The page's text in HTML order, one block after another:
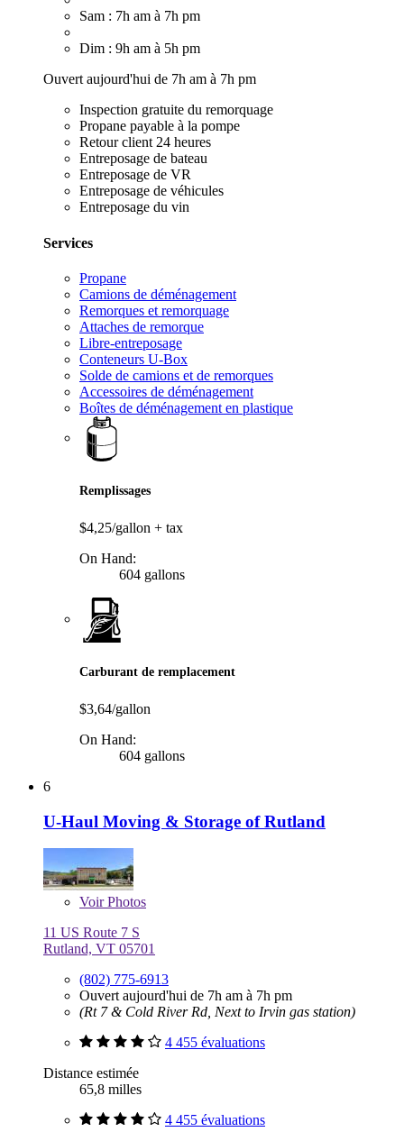
Sam : 7h am à 7h pm
Dim : 9h am à 5h pm
Ouvert aujourd'hui de 7h am à 7h pm
Inspection gratuite du remorquage
Propane payable à la pompe
Retour client 24 heures
Entreposage de bateau
Entreposage de VR
Entreposage de véhicules
Entreposage du vin
Services
Propane
Camions de déménagement
Remorques et remorquage
Attaches de remorque
Libre-entreposage
Conteneurs U-Box
Solde de camions et de remorques
Accessoires de déménagement
Boîtes de déménagement en plastique
Remplissages
$4,25/gallon + tax
On Hand:
604 gallons
Carburant de remplacement
$3,64/gallon
On Hand:
604 gallons
6
U-Haul Moving & Storage of Rutland
VoirPhotos
11 US Route 7 S
Rutland, VT 05701
(802) 775-6913
Ouvert aujourd'hui de 7h am à 7h pm
(Rt 7 & Cold River Rd, Next to Irvin gas station)
4 455 évaluations
Distance estimée
65,8 milles
4 455 évaluations